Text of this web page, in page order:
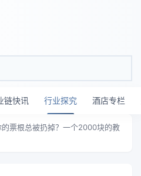
链快讯 行业探究 酒店专栏
的票根总被扔掉？一个2000块的教